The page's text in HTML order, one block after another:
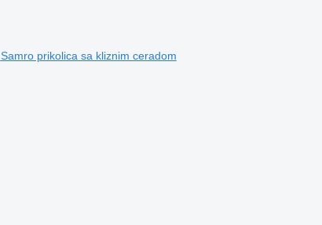
Samro prikolica sa kliznim ceradom